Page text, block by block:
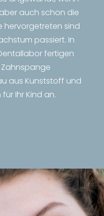
auch schon die
hervorgetreten sind
passiert. In
fertigen
aus Kunststoff und
Ihr Kind an.